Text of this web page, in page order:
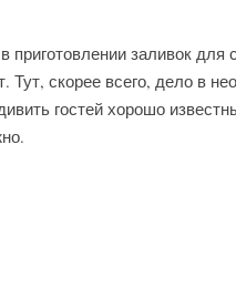
приготовлении заливок для
Тут, скорее всего, дело в
гостей хорошо